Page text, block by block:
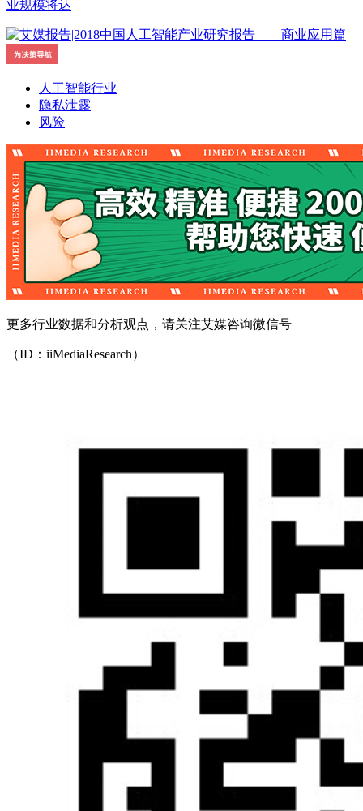
业规模将达
人工智能行业
隐私泄露
风险
更多行业数据和分析观点，请关注艾媒咨询微信号
（ID：iiMediaResearch）